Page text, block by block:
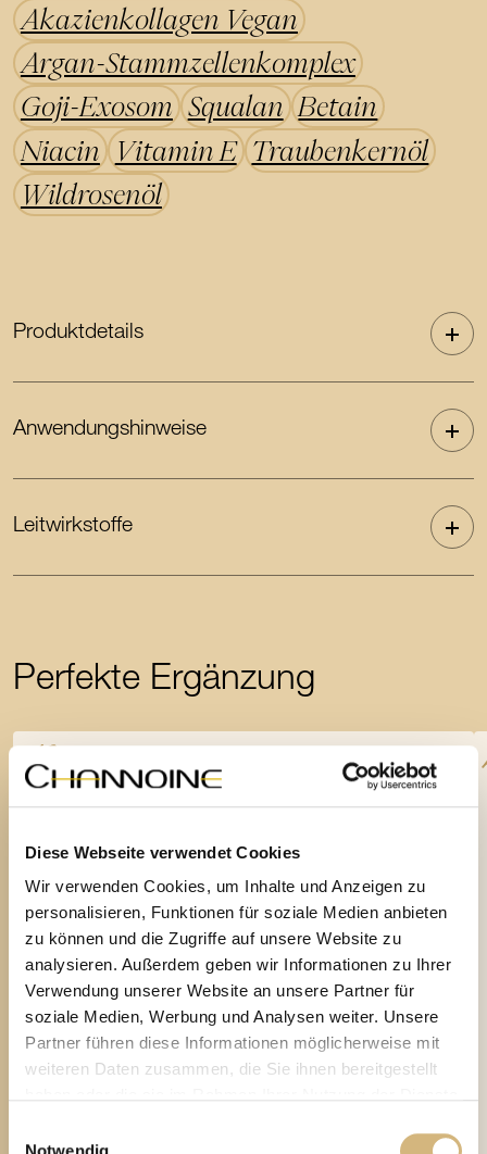
Diese Webseite verwendet Cookies
Wir verwenden Cookies, um Inhalte und Anzeigen zu
personalisieren, Funktionen für soziale Medien anbieten
zu können und die Zugriffe auf unsere Website zu
analysieren. Außerdem geben wir Informationen zu Ihrer
Verwendung unserer Website an unsere Partner für
soziale Medien, Werbung und Analysen weiter. Unsere
Partner führen diese Informationen möglicherweise mit
weiteren Daten zusammen, die Sie ihnen bereitgestellt
Notwendig
Akazienkollagen Vegan
Argan-Stammzellenkomplex
Goji-Exosom Squalan Betain
Niacin
Vitamin E
Traubenkernöl
Wildrosenöl
Produktdetails
Anwendungshinweise
Leitwirkstoffe
Perfekte Ergänzung
Neu